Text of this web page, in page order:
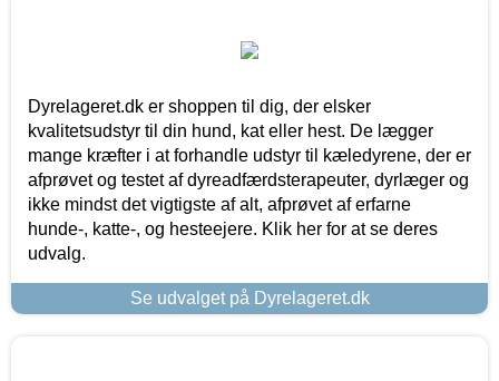
Dyrelageret.dk er shoppen til dig, der elsker
kvalitetsudstyr til din hund, kat eller hest. De lægger
mange kræfter i at forhandle udstyr til kæledyrene, der er
afprøvet og testet af dyreadfærdsterapeuter, dyrlæger og
ikke mindst det vigtigste af alt, afprøvet af erfarne
hunde-, katte-, og hesteejere. Klik her for at se deres
udvalg.
Se udvalget på Dyrelageret.dk